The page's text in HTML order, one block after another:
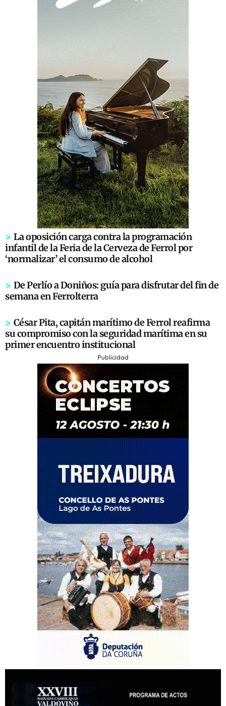
> La oposición carga contra la programación
infantil de la Feria de la Cerveza de Ferrol por
‘normalizar’ el consumo de alcohol
> De Perlío a Doniños: guía para disfrutar del fin de
semana en Ferrolterra
> César Pita, capitán marítimo de Ferrol reafirma
su compromiso con la seguridad marítima en su
primer encuentro institucional
Publicidad